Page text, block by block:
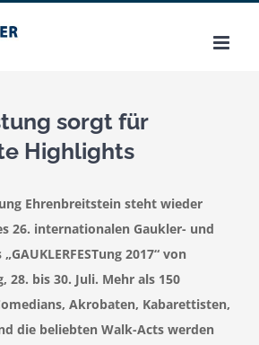
sorgt für
Highlights
Ehrenbreitstein steht wieder
26. internationalen Gaukler- und
2017“ von
28. bis 30. Juli. Mehr als 150
Akrobaten, Kabarettisten,
die beliebten Walk-Acts werden